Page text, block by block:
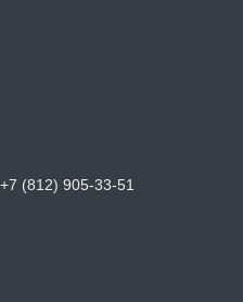
(812) 905-33-51